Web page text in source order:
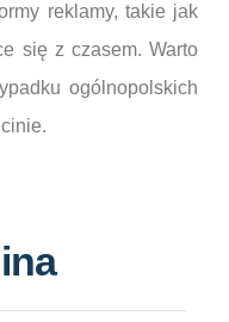
reklamy, takie jak
się z czasem. Warto
ogólnopolskich